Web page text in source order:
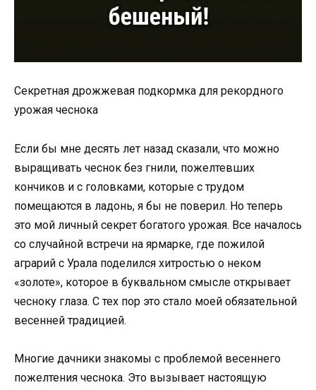
Секретная дрожжевая подкормка для рекордного
урожая чеснока
Если бы мне десять лет назад сказали, что можно
выращивать чеснок без гнили, пожелтевших
кончиков и с головками, которые с трудом
помещаются в ладонь, я бы не поверил. Но теперь
это мой личный секрет богатого урожая. Все началось
со случайной встречи на ярмарке, где пожилой
аграрий с Урала поделился хитростью о неком
«золоте», которое в буквальном смысле открывает
чесноку глаза. С тех пор это стало моей обязательной
весенней традицией.
Многие дачники знакомы с проблемой весеннего
пожелтения чеснока. Это вызывает настоящую